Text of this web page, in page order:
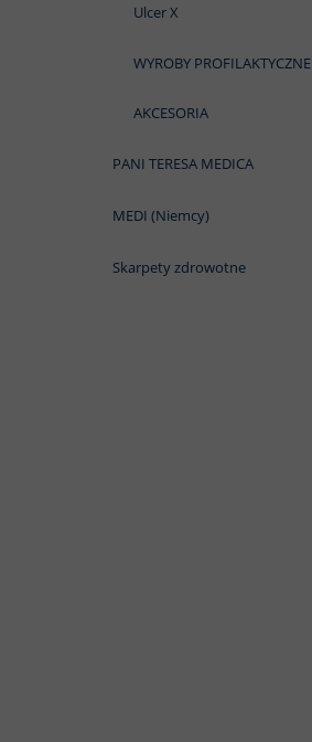
Ulcer X
WYROBY PROFILAKTYCZNE
AKCESORIA
PANI TERESA MEDICA
MEDI (Niemcy)
Skarpety zdrowotne